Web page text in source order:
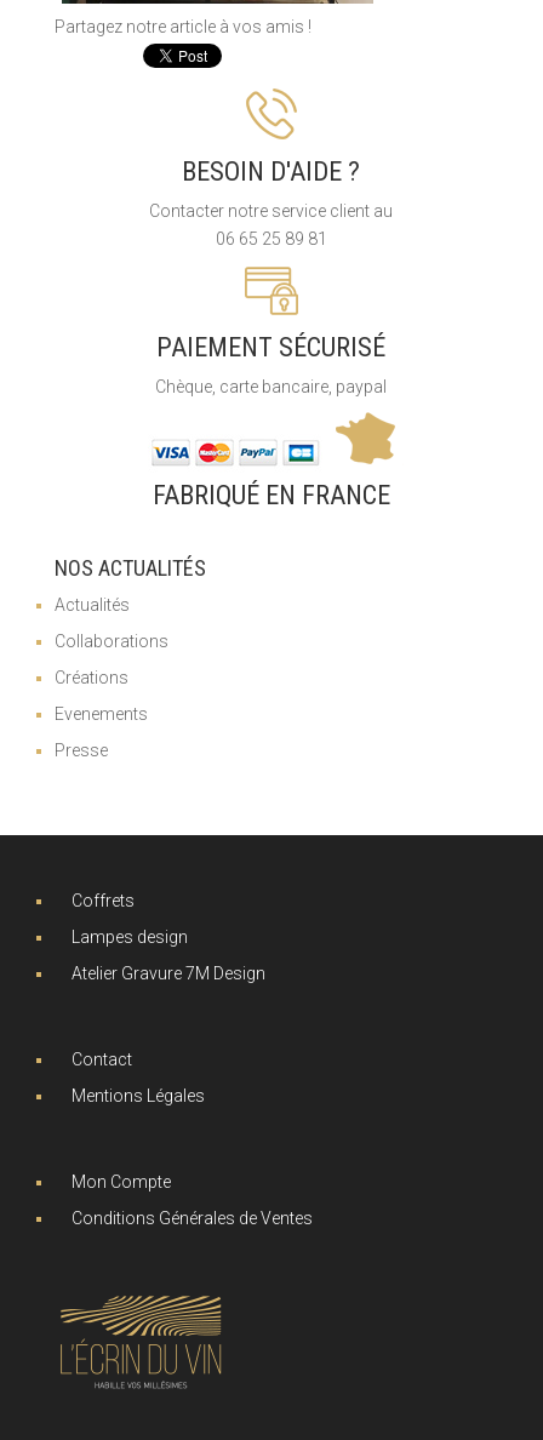
Partagez notre article à vos amis !
BESOIN D'AIDE ?
Contacter notre service client au
06 65 25 89 81
PAIEMENT SÉCURISÉ
Chèque, carte bancaire, paypal
FABRIQUÉ EN FRANCE
NOS ACTUALITÉS
Actualités
Collaborations
Créations
Evenements
Presse
Coffrets
Lampes design
Atelier Gravure 7M Design
Contact
Mentions Légales
Mon Compte
Conditions Générales de Ventes